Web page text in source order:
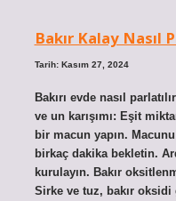
Bakır Kalay Nasıl
Tarih: Kasım 27, 2024
Bakırı evde nasıl
ve un karışımı: Eşit
bir macun yapın.
birkaç dakika bekletin.
kurulayın. Bakır
Sirke ve tuz, bakır